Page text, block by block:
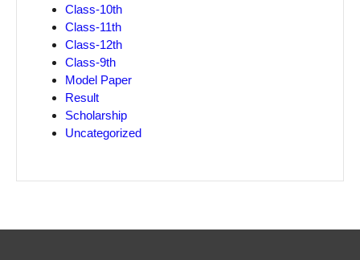
Class-10th
Class-11th
Class-12th
Class-9th
Model Paper
Result
Scholarship
Uncategorized